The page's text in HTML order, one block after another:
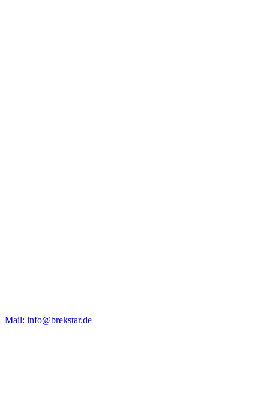
Mail: info@brekstar.de